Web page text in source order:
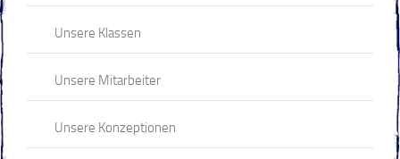
Unsere Klassen
Unsere Mitarbeiter
Unsere Konzeptionen